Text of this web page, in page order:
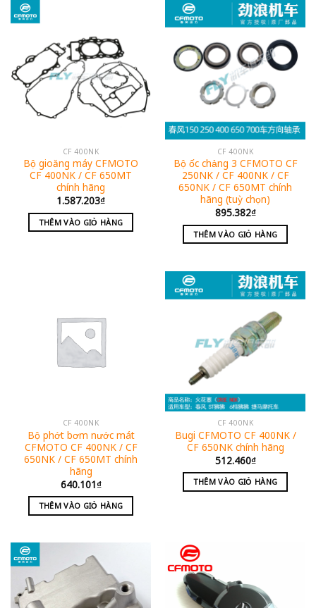
CF 400NK
Bộ gioăng máy CFMOTO
CF 400NK / CF 650MT
chính hãng
1.587.203₫
THÊM VÀO GIỎ HÀNG
CF 400NK
Bộ ốc chảng 3 CFMOTO CF
250NK / CF 400NK / CF
650NK / CF 650MT chính
hãng (tuỳ chọn)
895.382₫
THÊM VÀO GIỎ HÀNG
CF 400NK
Bộ phớt bơm nước mát
CFMOTO CF 400NK / CF
650NK / CF 650MT chính
hãng
640.101₫
THÊM VÀO GIỎ HÀNG
CF 400NK
Bugi CFMOTO CF 400NK /
CF 650NK chính hãng
512.460₫
THÊM VÀO GIỎ HÀNG